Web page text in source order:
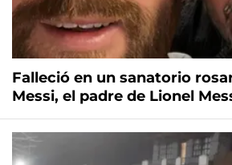
Falleció en un sanatorio
Messi, el padre de Lionel